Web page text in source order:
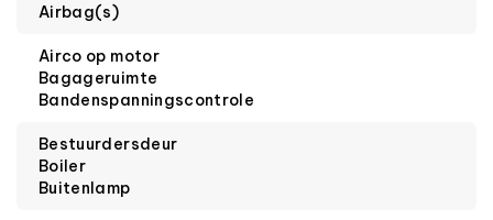
Airbag(s)
Airco op motor
Bagageruimte
Bandenspanningscontrole
Bestuurdersdeur
Boiler
Buitenlamp